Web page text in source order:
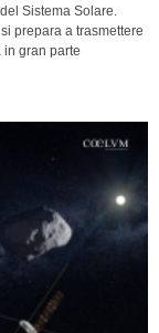
Sistema Solare.
prepara a trasmettere
gran parte